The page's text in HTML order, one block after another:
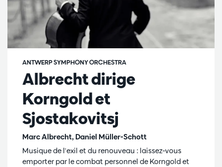
Albrecht dirige
Korngold et
Sjostakovitsj
Marc Albrecht, Daniel Müller-Schott
ANTWERP SYMPHONY ORCHESTRA
Musique de l'exil et du renouveau : laissez-vous
emporter par le combat personnel de Korngold et